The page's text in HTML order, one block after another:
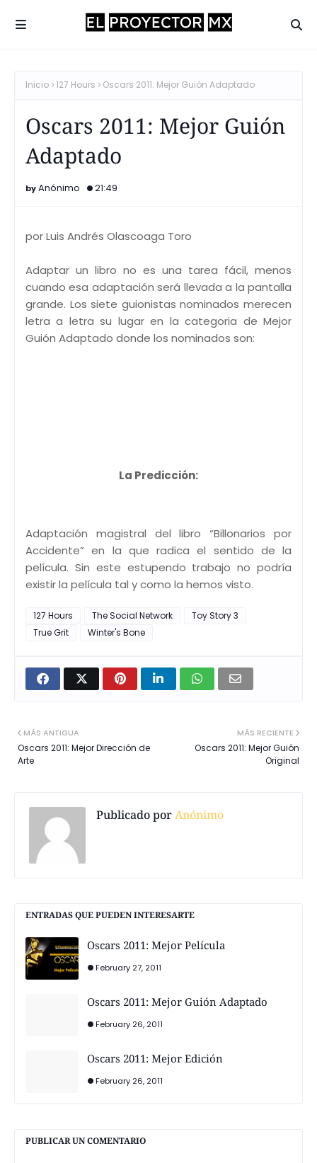
Inicio 127 Hours Oscars 2011: Mejor Guión Adaptado
Oscars 2011: Mejor Guión
Adaptado
Anónimo 21:49
por Luis Andrés Olascoaga Toro
Adaptar un libro no es una tarea fácil, menos
cuando esa adaptación será llevada a la pantalla
grande. Los siete guionistas nominados merecen
letra a letra su lugar en la categoria de Mejor
Guión Adaptado donde los nominados son:
La Predicción:
Adaptación magistral del libro “Billonarios por
Accidente” en la que radica el sentido de la
película. Sin este estupendo trabajo no podría
existir la película tal y como la hemos visto.
127 Hours The Social Network
Toy Story 3
True Grit
Winter's Bone
MÁS RECIENTE
Oscars 2011: Mejor Guión
Original
MÁS ANTIGUA
Oscars 2011: Mejor Dirección de
Arte
Publicado porAnónimo
ENTRADAS QUE PUEDEN INTERESARTE
Oscars 2011: Mejor Película
February 27, 2011
Oscars 2011: Mejor Guión Adaptado
February 26, 2011
Oscars 2011: Mejor Edición
February 26, 2011
PUBLICAR UN COMENTARIO